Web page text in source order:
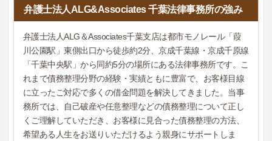
弁護士法人ALG&Associates 千葉法律事務所の強み
弁護士法人ALG＆Associates千葉支店は都市モノレール「葭
川公園駅」東側出口から徒歩約2分、京成千葉線・京成千原線
「千葉中央駅」から同約5分の場所にある法律事務所です。こ
れまで債務整理分野の経験・実績ともに豊富で、お客様目線
に立ったご対応で多くの借金問題を解決してきました。当事
務所では、自己破産や任意整理などの債務整理について正し
くご理解していただき、お客様に見合った債務整理の方法、
希望ある人生をお送りいただけるよう親身にサポートしま